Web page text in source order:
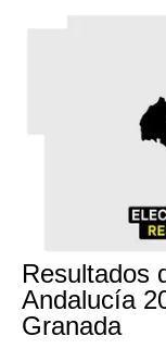
Resultados
Andalucía
Granada